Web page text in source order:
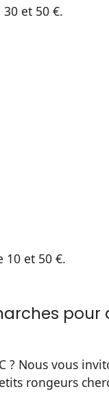
et 50 €.
10 et 50 €.
? Nous vous
rongeurs